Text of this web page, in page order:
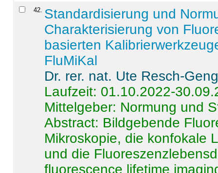
42. Standardisierung und
Charakterisierung von
basierten
FluMiKal
Dr. rer. nat. Ute Resch-
Laufzeit: 01.10.2022-
Mittelgeber: Normung und
Abstract: Bildgebende
Mikroskopie, die konfokale
und die
fluorescence lifetime